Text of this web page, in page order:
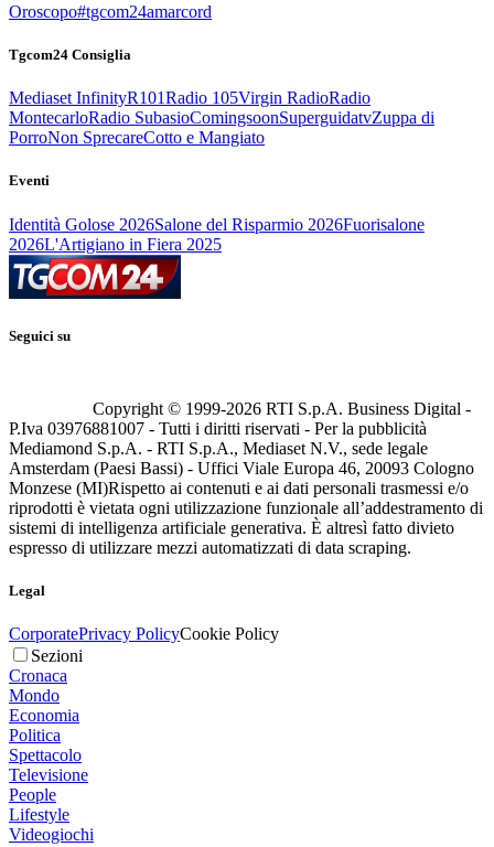
Oroscopo#tgcom24amarcord
Tgcom24 Consiglia
Mediaset InfinityR101Radio 105Virgin RadioRadio
MontecarloRadio SubasioComingsoonSuperguidatvZuppa di
PorroNon SprecareCotto e Mangiato
Eventi
Identità Golose 2026Salone del Risparmio 2026Fuorisalone
2026L'Artigiano in Fiera 2025
Seguici su
Copyright © 1999-2026 RTI S.p.A. Business Digital -
P.Iva 03976881007 - Tutti i diritti riservati - Per la pubblicità
Mediamond S.p.A. - RTI S.p.A., Mediaset N.V., sede legale
Amsterdam (Paesi Bassi) - Uffici Viale Europa 46, 20093 Cologno
Monzese (MI)Rispetto ai contenuti e ai dati personali trasmessi e/o
riprodotti è vietata ogni utilizzazione funzionale all’addestramento di
sistemi di intelligenza artificiale generativa. È altresì fatto divieto
espresso di utilizzare mezzi automatizzati di data scraping.
Legal
CorporatePrivacy PolicyCookie Policy
Sezioni
Cronaca
Mondo
Economia
Politica
Spettacolo
Televisione
People
Lifestyle
Videogiochi